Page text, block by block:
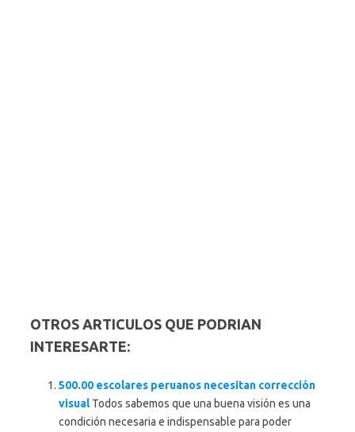
OTROS ARTICULOS QUE PODRIAN
INTERESARTE:
500.00 escolares peruanos necesitan corrección
visual Todos sabemos que una buena visión es una
condición necesaria e indispensable para poder